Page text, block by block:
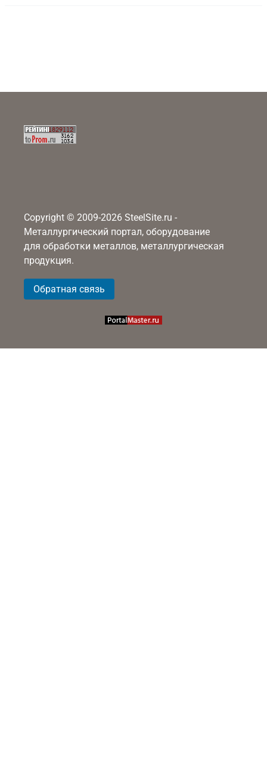
Copyright © 2009-2026 SteelSite.ru -
Металлургический портал, оборудование
для обработки металлов, металлургическая
продукция.
Обратная связь